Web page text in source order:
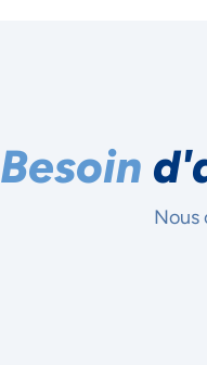
Besoin
Nous